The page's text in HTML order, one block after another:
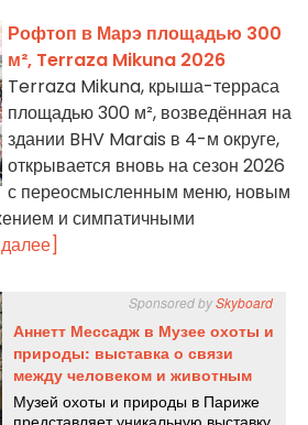
Рофтоп в Марэ площадью 300
м², Terraza Mikuna 2026
Terraza Mikuna, крыша-терраса
площадью 300 м², возведённая на
здании BHV Marais в 4-м округе,
открывается вновь на сезон 2026
с переосмысленным меню, новым
и симпатичными